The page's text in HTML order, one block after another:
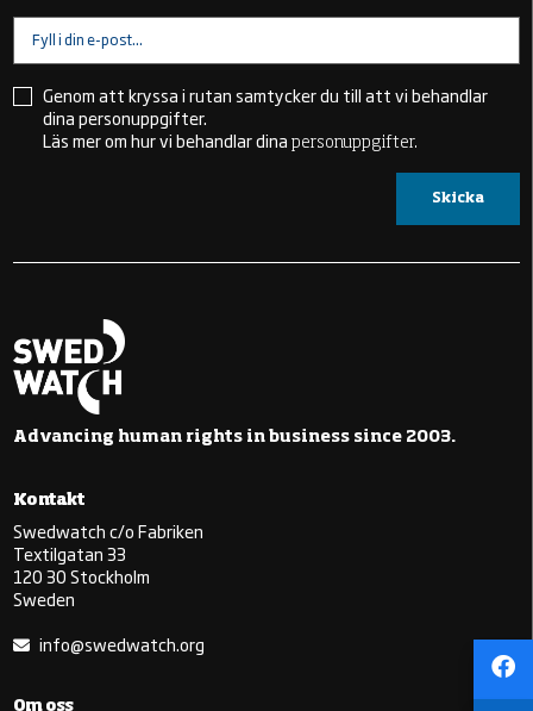
Genom att kryssa i rutan samtycker du till att vi behandlar
dina personuppgifter.
Läs mer om hur vi behandlar dinapersonuppgifter.
Advancing human rights in business since 2003.
Kontakt
Swedwatch c/o Fabriken
Textilgatan 33
120 30 Stockholm
Sweden
info@swedwatch.org
Om oss